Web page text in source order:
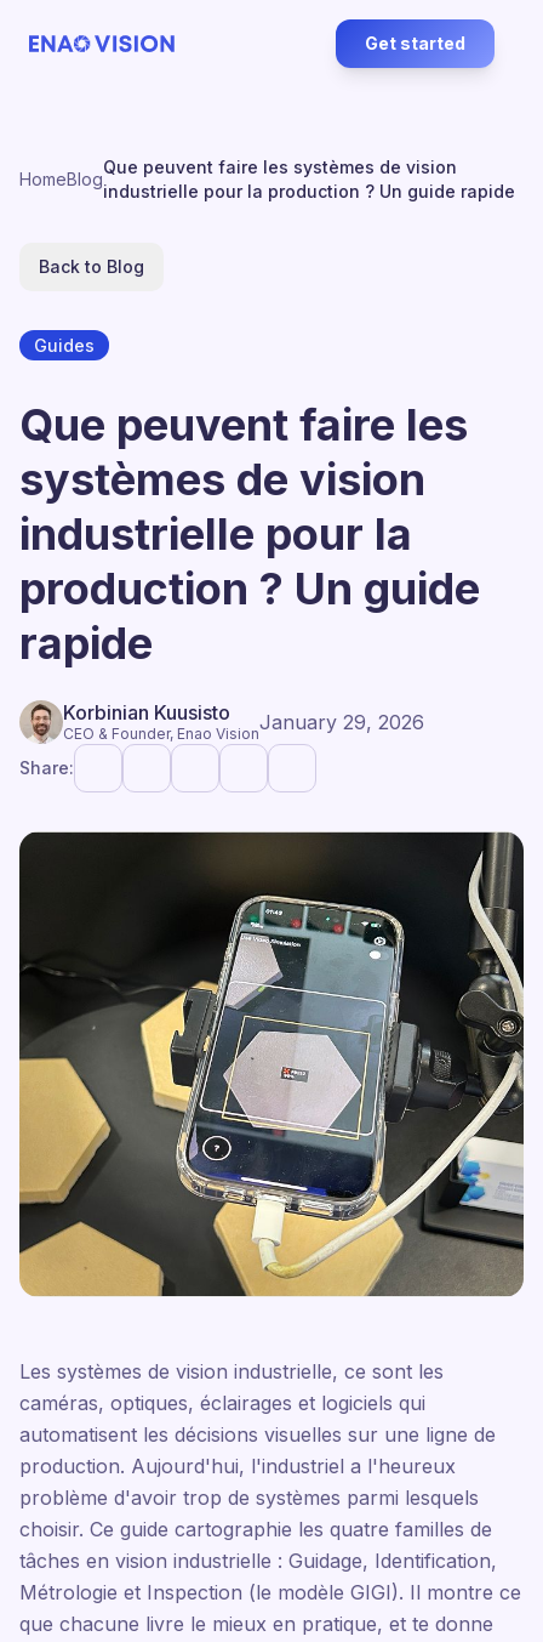
Get started
HomeBlog
Que peuvent faire les systèmes de vision
industrielle pour la production ? Un guide rapide
Back to Blog
Guides
Que peuvent faire les
systèmes de vision
industrielle pour la
production ? Un guide
rapide
Korbinian Kuusisto
CEO & Founder, Enao VisionJanuary 29, 2026
Share:
Les systèmes de vision industrielle, ce sont les
caméras, optiques, éclairages et logiciels qui
automatisent les décisions visuelles sur une ligne de
production. Aujourd'hui, l'industriel a l'heureux
problème d'avoir trop de systèmes parmi lesquels
choisir. Ce guide cartographie les quatre familles de
tâches en vision industrielle : Guidage, Identification,
Métrologie et Inspection (le modèle GIGI). Il montre ce
que chacune livre le mieux en pratique, et te donne